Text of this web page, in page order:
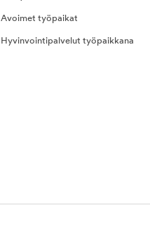
Avoimet työpaikat
Hyvinvointipalvelut työpaikkana